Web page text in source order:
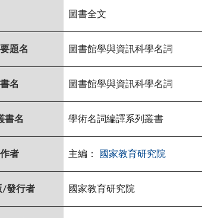
圖書全文
題名 圖書館學與資訊科學名詞
書名 圖書館學與資訊科學名詞
書名 學術名詞編譯系列叢書
作者 主編： 國家教育研究院
/發行者 國家教育研究院